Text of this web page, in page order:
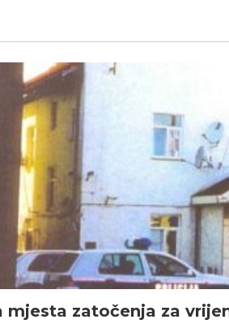
mjesta zatočenja za